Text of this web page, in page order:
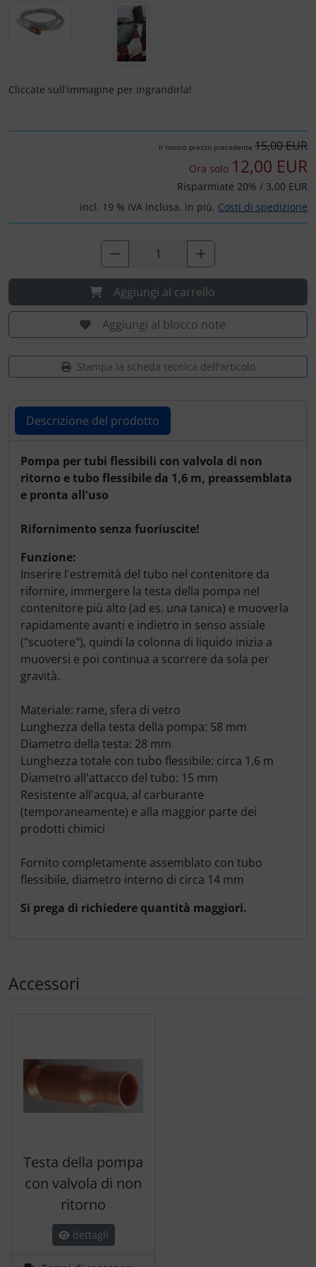
Cliccate sull'immagine per ingrandirla!
Il nostro prezzo precedente 15,00 EUR
Ora solo 12,00 EUR
Risparmiate 20% / 3,00 EUR
incl. 19 % IVA inclusa. in più. Costi di spedizione
Aggiungi al carrello
Aggiungi al blocco note
Stampa la scheda tecnica dell'articolo
Descrizione del prodotto
Descrizione del prodotto
Pompa per tubi flessibili con valvola di non
ritorno e tubo flessibile da 1,6 m, preassemblata
e pronta all'uso
Rifornimento senza fuoriuscite!
Funzione:
Inserire l'estremità del tubo nel contenitore da
rifornire, immergere la testa della pompa nel
contenitore più alto (ad es. una tanica) e muoverla
rapidamente avanti e indietro in senso assiale
("scuotere"), quindi la colonna di liquido inizia a
muoversi e poi continua a scorrere da sola per
gravità.
Materiale: rame, sfera di vetro
Lunghezza della testa della pompa: 58 mm
Diametro della testa: 28 mm
Lunghezza totale con tubo flessibile: circa 1,6 m
Diametro all'attacco del tubo: 15 mm
Resistente all'acqua, al carburante
(temporaneamente) e alla maggior parte dei
prodotti chimici
Fornito completamente assemblato con tubo
flessibile, diametro interno di circa 14 mm
Si prega di richiedere quantità maggiori.
Accessori
Testa della pompa
con valvola di non
ritorno
dettagli